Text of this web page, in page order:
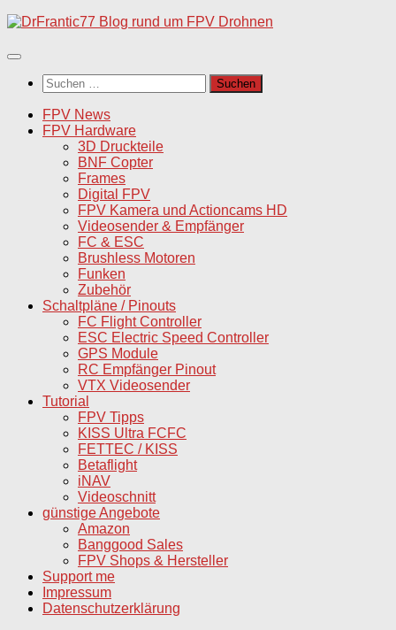
Unter
Inhalt
Suchen
nach:
FPV News
FPV Hardware
3D Druckteile
BNF Copter
Frames
Digital FPV
FPV Kamera und Actioncams HD
Videosender & Empfänger
FC & ESC
Brushless Motoren
Funken
Zubehör
Schaltpläne / Pinouts
FC Flight Controller
ESC Electric Speed Controller
GPS Module
RC Empfänger Pinout
VTX Videosender
Tutorial
FPV Tipps
KISS Ultra FCFC
FETTEC / KISS
Betaflight
iNAV
Videoschnitt
günstige Angebote
Amazon
Banggood Sales
FPV Shops & Hersteller
Support me
Impressum
Datenschutzerklärung